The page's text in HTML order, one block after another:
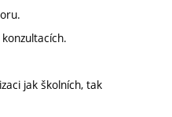
jak školních, tak